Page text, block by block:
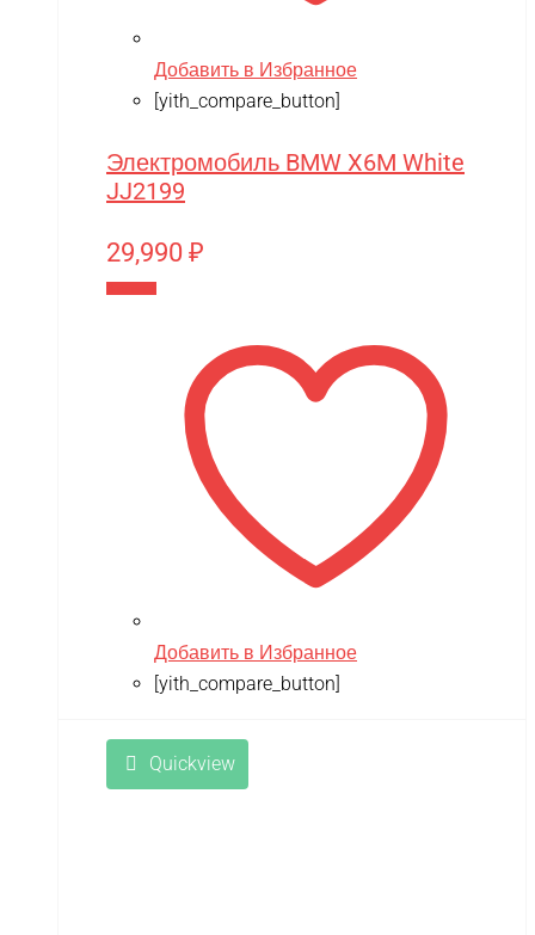
Добавить в Избранное
[yith_compare_button]
Электромобиль BMW X6M White
JJ2199
29,990 ₽
Добавить в Избранное
[yith_compare_button]
Quickview